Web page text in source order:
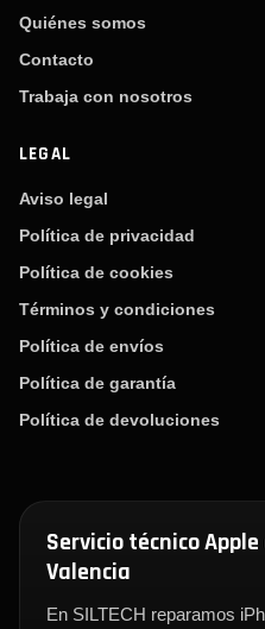
Quiénes somos
Contacto
Trabaja con nosotros
LEGAL
Aviso legal
Política de privacidad
Política de cookies
Términos y condiciones
Política de envíos
Política de garantía
Política de devoluciones
Servicio técnico
Valencia
En SILTECH reparamos